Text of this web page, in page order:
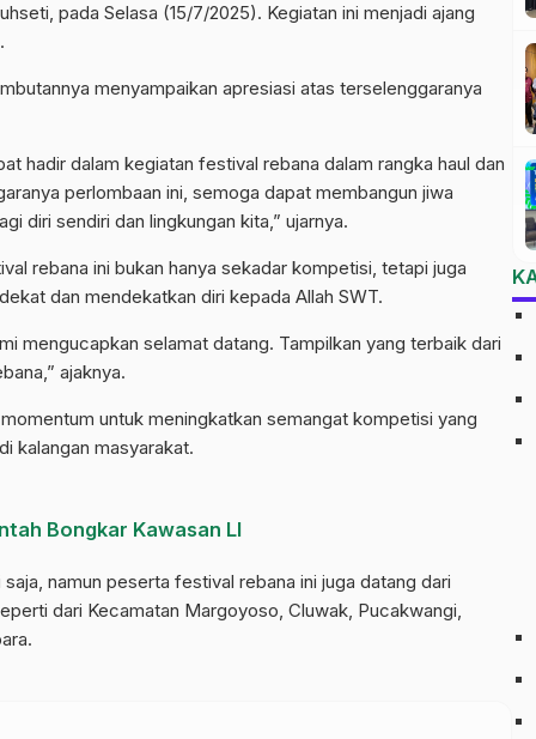
pada Selasa (15/7/2025). Kegiatan ini menjadi ajang
menyampaikan apresiasi atas terselenggaranya
hadir dalam kegiatan festival rebana dalam rangka haul dan
perlombaan ini, semoga dapat membangun jiwa
diri sendiri dan lingkungan kita,” ujarnya.
rebana ini bukan hanya sekadar kompetisi, tetapi juga
dan mendekatkan diri kepada Allah SWT.
mengucapkan selamat datang. Tampilkan yang terbaik dari
ajaknya.
untuk meningkatkan semangat kompetisi yang
kalangan masyarakat.
Bongkar Kawasan LI
namun peserta festival rebana ini juga datang dari
dari Kecamatan Margoyoso, Cluwak, Pucakwangi,